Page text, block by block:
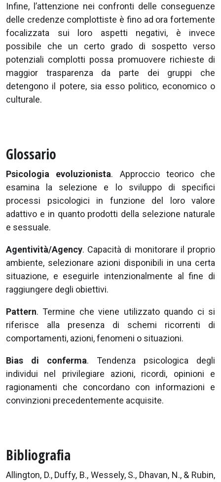
Infine, l’attenzione nei confronti delle conseguenze
delle credenze complottiste è fino ad ora fortemente
focalizzata sui loro aspetti negativi, è invece
possibile che un certo grado di sospetto verso
potenziali complotti possa promuovere richieste di
maggior trasparenza da parte dei gruppi che
detengono il potere, sia esso politico, economico o
culturale.
Glossario
Psicologia evoluzionista. Approccio teorico che
esamina la selezione e lo sviluppo di specifici
processi psicologici in funzione del loro valore
adattivo e in quanto prodotti della selezione naturale
e sessuale.
Agentività/Agency. Capacità di monitorare il proprio
ambiente, selezionare azioni disponibili in una certa
situazione, e eseguirle intenzionalmente al fine di
raggiungere degli obiettivi.
Pattern. Termine che viene utilizzato quando ci si
riferisce alla presenza di schemi ricorrenti di
comportamenti, azioni, fenomeni o situazioni.
Bias di conferma. Tendenza psicologica degli
individui nel privilegiare azioni, ricordi, opinioni e
ragionamenti che concordano con informazioni e
convinzioni precedentemente acquisite.
Bibliografia
Allington, D., Duffy, B., Wessely, S., Dhavan, N., & Rubin,